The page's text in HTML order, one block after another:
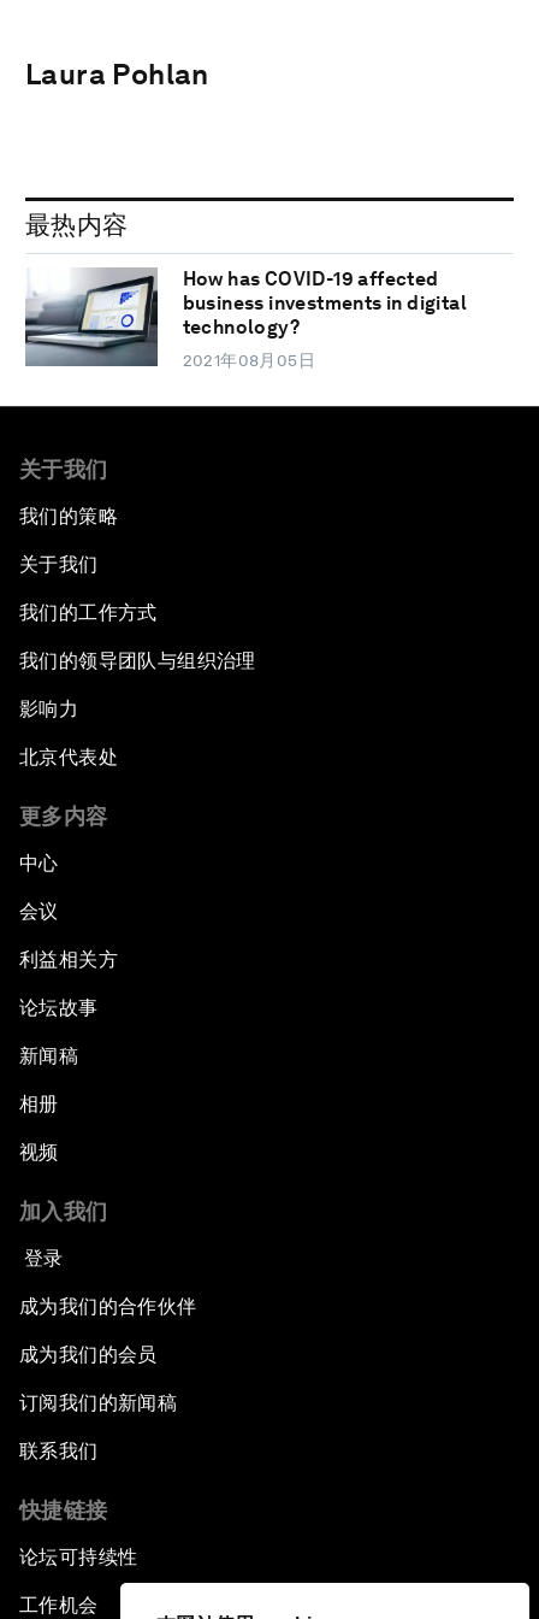
Laura Pohlan
最热内容
How has COVID-19 affected
business investments in digital
technology?
2021年08月05日
关于我们
我们的策略
关于我们
我们的工作方式
我们的领导团队与组织治理
影响力
北京代表处
更多内容
中心
会议
利益相关方
论坛故事
新闻稿
相册
视频
加入我们
登录
成为我们的合作伙伴
成为我们的会员
订阅我们的新闻稿
联系我们
快捷链接
论坛可持续性
工作机会